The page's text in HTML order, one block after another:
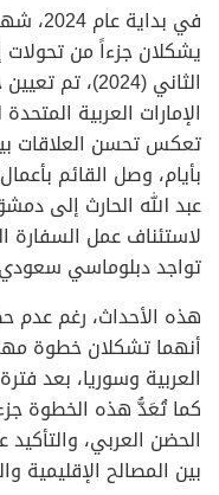
في
الثاني
تعكس تحسن العلاقات
بأيام، وصل القائم
لاستئناف عمل السفارة
تواجد دبلوماسي سعودي في
هذه الأحداث، رغم عدم
أنهما تشكلان خطوة
العربية وسوريا، بعد
كما تُعَدُّ هذه الخطوة
الحضن العربي،
بين المصالح الإقليمية